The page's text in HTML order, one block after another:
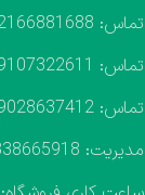
تماس: 02166881688
تماس: 09107322611
تماس: 09028637412
مدیریت: 09338665918